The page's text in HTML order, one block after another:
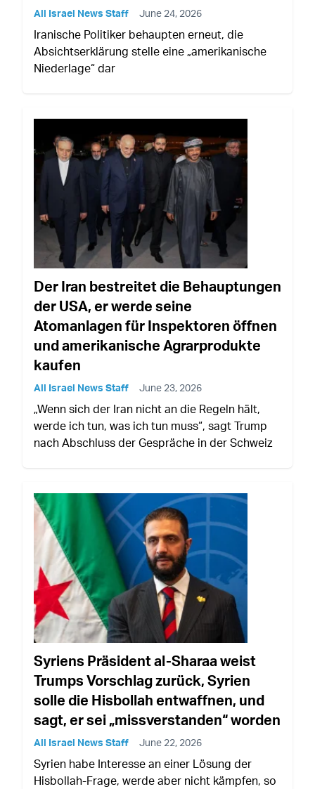
All Israel News Staff June 24, 2026
Iranische Politiker behaupten erneut, die
Absichtserklärung stelle eine „amerikanische
Niederlage“ dar
Der Iran bestreitet die Behauptungen
der USA, er werde seine
Atomanlagen für Inspektoren öffnen
und amerikanische Agrarprodukte
kaufen
All Israel News Staff June 23, 2026
„Wenn sich der Iran nicht an die Regeln hält,
werde ich tun, was ich tun muss“, sagt Trump
nach Abschluss der Gespräche in der Schweiz
Syriens Präsident al-Sharaa weist
Trumps Vorschlag zurück, Syrien
solle die Hisbollah entwaffnen, und
sagt, er sei „missverstanden“ worden
All Israel News Staff June 22, 2026
Syrien habe Interesse an einer Lösung der
Hisbollah-Frage, werde aber nicht kämpfen, so